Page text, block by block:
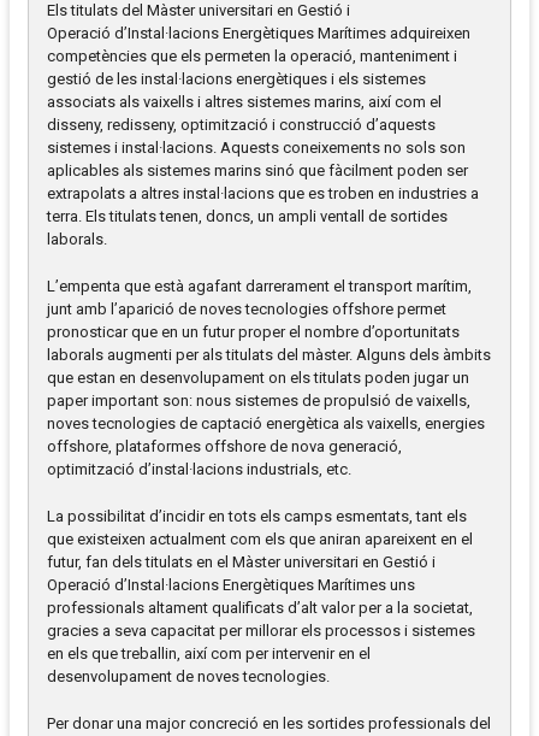
Els titulats del Màster universitari en Gestió i
Operació d’Instal·lacions Energètiques Marítimes adquireixen
competències que els permeten la operació, manteniment i
gestió de les instal·lacions energètiques i els sistemes
associats als vaixells i altres sistemes marins, així com el
disseny, redisseny, optimització i construcció d’aquests
sistemes i instal·lacions. Aquests coneixements no sols son
aplicables als sistemes marins sinó que fàcilment poden ser
extrapolats a altres instal·lacions que es troben en industries a
terra. Els titulats tenen, doncs, un ampli ventall de sortides
laborals.
L’empenta que està agafant darrerament el transport marítim,
junt amb l’aparició de noves tecnologies offshore permet
pronosticar que en un futur proper el nombre d’oportunitats
laborals augmenti per als titulats del màster. Alguns dels àmbits
que estan en desenvolupament on els titulats poden jugar un
paper important son: nous sistemes de propulsió de vaixells,
noves tecnologies de captació energètica als vaixells, energies
offshore, plataformes offshore de nova generació,
optimització d’instal·lacions industrials, etc.
La possibilitat d’incidir en tots els camps esmentats, tant els
que existeixen actualment com els que aniran apareixent en el
futur, fan dels titulats en el Màster universitari en Gestió i
Operació d’Instal·lacions Energètiques Marítimes uns
professionals altament qualificats d’alt valor per a la societat,
gracies a seva capacitat per millorar els processos i sistemes
en els que treballin, així com per intervenir en el
desenvolupament de noves tecnologies.
Per donar una major concreció en les sortides professionals del